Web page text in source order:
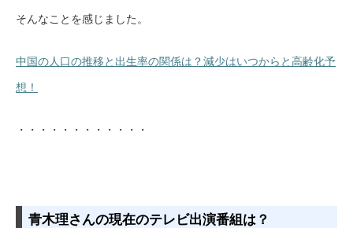
そんなことを感じました。
中国の人口の推移と出生率の関係は？減少はいつからと高齢化予
想！
・・・・・・・・・・・・
青木理さんの現在のテレビ出演番組は？